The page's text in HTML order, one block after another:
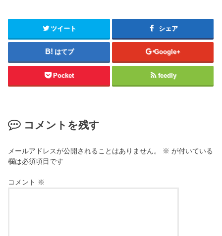
ツイート シェア
はてブ Google+
Pocket feedly
コメントを残す
メールアドレスが公開されることはありません。 ※ が付いている
欄は必須項目です
コメント ※